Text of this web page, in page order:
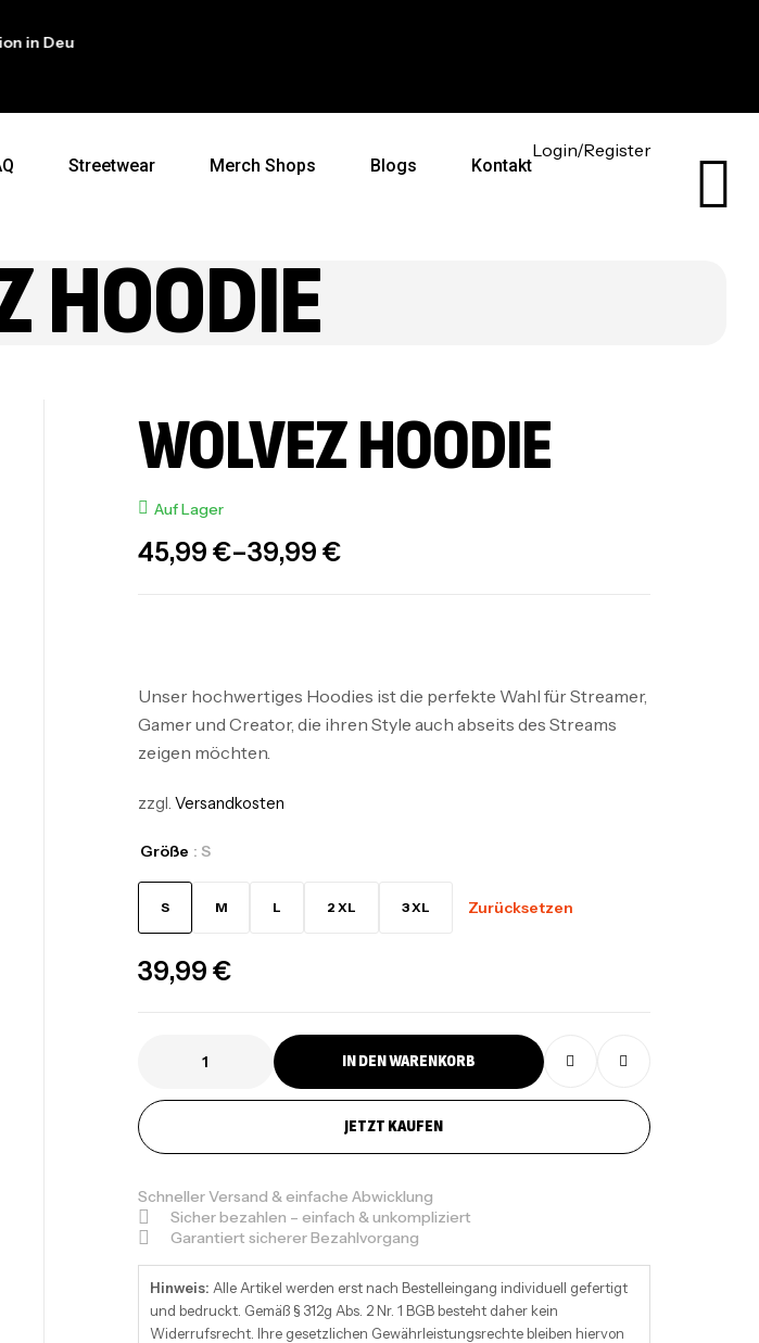
Streetwear Merch Shops Blogs Kontakt
Login/Register
HOODIE
WOLVEZ HOODIE
Auf Lager
39,99 €
–
45,99 €
Unser hochwertiges Hoodies ist die perfekte Wahl für Streamer,
Gamer und Creator, die ihren Style auch abseits des Streams
zeigen möchten.
zzgl. Versandkosten
Größe : S
S M L 2 XL 3 XL Zurücksetzen
39,99 €
IN DEN WARENKORB
JETZT KAUFEN
Schneller Versand & einfache Abwicklung
Sicher bezahlen – einfach & unkompliziert
Garantiert sicherer Bezahlvorgang
Hinweis: Alle Artikel werden erst nach Bestelleingang individuell gefertigt
und bedruckt. Gemäß § 312g Abs. 2 Nr. 1 BGB besteht daher kein
Widerrufsrecht. Ihre gesetzlichen Gewährleistungsrechte bleiben hiervon